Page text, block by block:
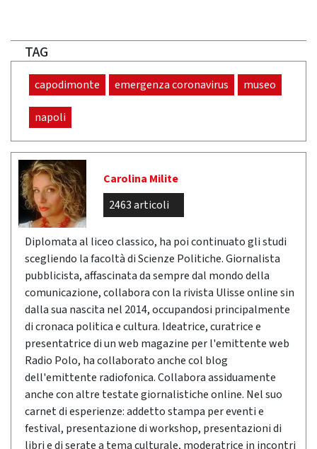
TAG
capodimonte emergenza coronavirus museo
napoli
Carolina Milite
2463 articoli
Diplomata al liceo classico, ha poi continuato gli studi
scegliendo la facoltà di Scienze Politiche. Giornalista
pubblicista, affascinata da sempre dal mondo della
comunicazione, collabora con la rivista Ulisse online sin
dalla sua nascita nel 2014, occupandosi principalmente
di cronaca politica e cultura. Ideatrice, curatrice e
presentatrice di un web magazine per l'emittente web
Radio Polo, ha collaborato anche col blog
dell'emittente radiofonica. Collabora assiduamente
anche con altre testate giornalistiche online. Nel suo
carnet di esperienze: addetto stampa per eventi e
festival, presentazione di workshop, presentazioni di
libri e di serate a tema culturale, moderatrice in incontri